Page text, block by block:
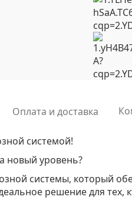
Оплата и доставка
системой!
новый уровень?
системы, который
решение для тех,